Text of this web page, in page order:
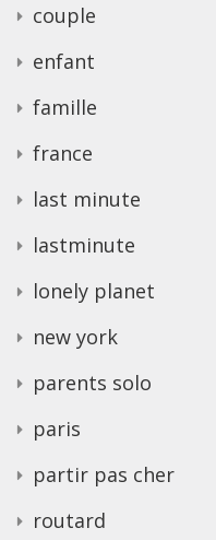
couple
enfant
famille
france
last minute
lastminute
lonely planet
new york
parents solo
paris
partir pas cher
routard